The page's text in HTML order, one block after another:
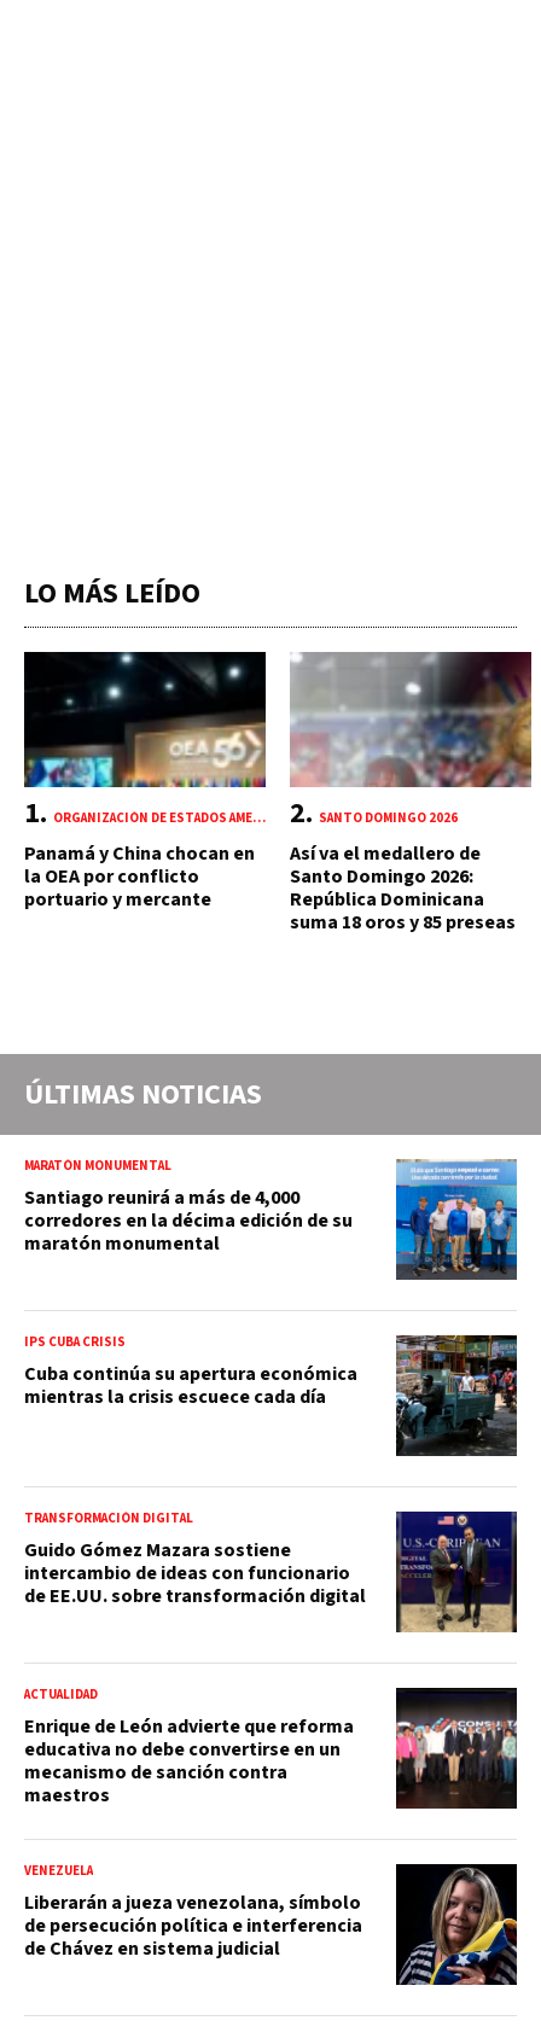
LO MÁS LEÍDO
ORGANIZACIÓN DE ESTADOS AMERICANOS (OEA)
Panamá y China chocan en
la OEA por conflicto
portuario y mercante
SANTO DOMINGO 2026
Así va el medallero de
Santo Domingo 2026:
República Dominicana
suma 18 oros y 85 preseas
ÚLTIMAS NOTICIAS
MARATÓN MONUMENTAL
Santiago reunirá a más de 4,000
corredores en la décima edición de su
maratón monumental
IPS CUBA CRISIS
Cuba continúa su apertura económica
mientras la crisis escuece cada día
TRANSFORMACIÓN DIGITAL
Guido Gómez Mazara sostiene
intercambio de ideas con funcionario
de EE.UU. sobre transformación digital
ACTUALIDAD
Enrique de León advierte que reforma
educativa no debe convertirse en un
mecanismo de sanción contra
maestros
VENEZUELA
Liberarán a jueza venezolana, símbolo
de persecución política e interferencia
de Chávez en sistema judicial